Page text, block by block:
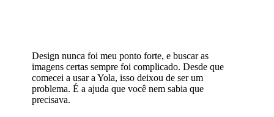
Design nunca foi meu ponto forte, e buscar as
imagens certas sempre foi complicado. Desde que
comecei a usar a Yola, isso deixou de ser um
problema. É a ajuda que você nem sabia que
precisava.